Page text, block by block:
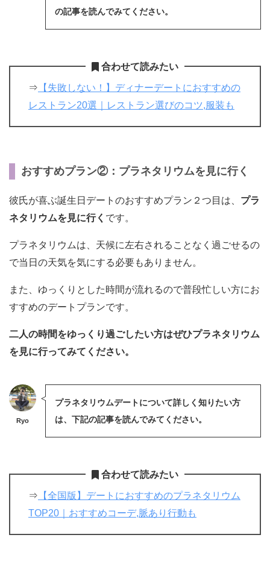
の記事を読んでみてください。
合わせて読みたい
⇒ 【失敗しない！】ディナーデートにおすすめの
レストラン20選｜レストラン選びのコツ,服装も
おすすめプラン②：プラネタリウムを見に行く
彼氏が喜ぶ誕生日デートのおすすめプラン２つ目は、 プラ
ネタリウムを見に行く です。
プラネタリウムは、天候に左右されることなく過ごせるの
で当日の天気を気にする必要もありません。
また、ゆっくりとした時間が流れるので普段忙しい方にお
すすめのデートプランです。
二人の時間をゆっくり過ごしたい方はぜひプラネタリウム
を見に行ってみてください。
Ryo
プラネタリウムデートについて詳しく知りたい方
は、下記の記事を読んでみてください。
合わせて読みたい
⇒ 【全国版】デートにおすすめのプラネタリウム
TOP20｜おすすめコーデ,脈あり行動も